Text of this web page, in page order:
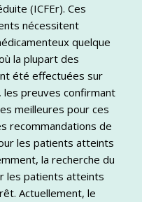
(ICFEr). Ces
nécessitent
quelque
la plupart des
été effectuées sur
preuves confirmant
meilleures pour ces
recommandations de
les patients atteints
la recherche du
les patients atteints
Actuellement, le